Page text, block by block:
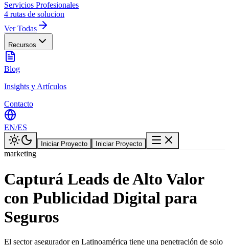
Servicios Profesionales
4 rutas de solucion
Ver Todas
Recursos
Blog
Insights y Artículos
Contacto
EN/ES
Iniciar Proyecto Iniciar Proyecto
marketing
Capturá Leads de Alto Valor
con Publicidad Digital para
Seguros
El sector asegurador en Latinoamérica tiene una penetración de solo